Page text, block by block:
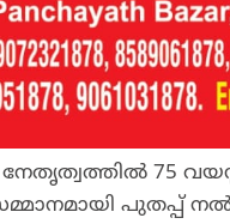
75 വയസ്സ്
പുതപ്പ്